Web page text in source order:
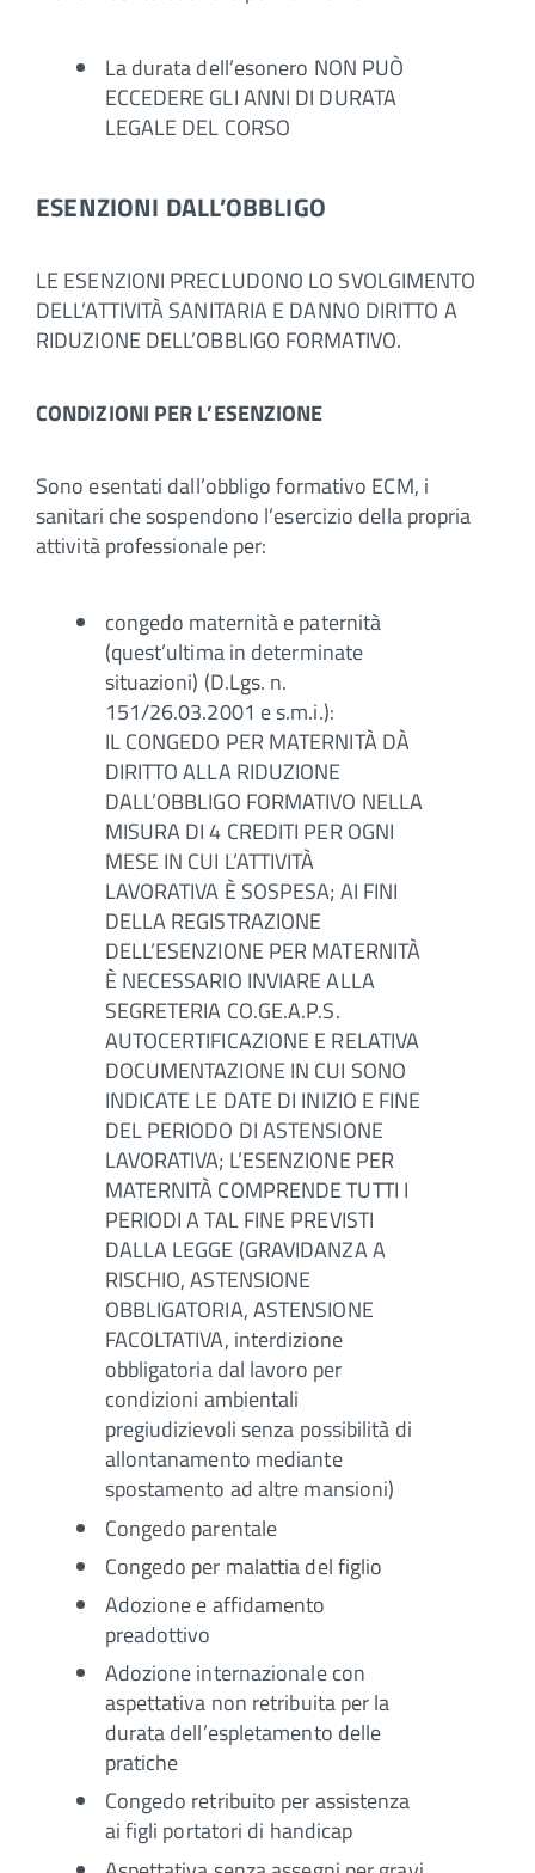
La durata dell’esonero NON PUÒ
ECCEDERE GLI ANNI DI DURATA
LEGALE DEL CORSO
ESENZIONI DALL’OBBLIGO
LE ESENZIONI PRECLUDONO LO SVOLGIMENTO
DELL’ATTIVITÀ SANITARIA E DANNO DIRITTO A
RIDUZIONE DELL’OBBLIGO FORMATIVO.
CONDIZIONI PER L’ESENZIONE
Sono esentati dall’obbligo formativo ECM, i
sanitari che sospendono l’esercizio della propria
attività professionale per:
congedo maternità e paternità
(quest’ultima in determinate
situazioni) (D.Lgs. n.
151/26.03.2001 e s.m.i.):
IL CONGEDO PER MATERNITÀ DÀ
DIRITTO ALLA RIDUZIONE
DALL’OBBLIGO FORMATIVO NELLA
MISURA DI 4 CREDITI PER OGNI
MESE IN CUI L’ATTIVITÀ
LAVORATIVA È SOSPESA; AI FINI
DELLA REGISTRAZIONE
DELL’ESENZIONE PER MATERNITÀ
È NECESSARIO INVIARE ALLA
SEGRETERIA CO.GE.A.P.S.
AUTOCERTIFICAZIONE E RELATIVA
DOCUMENTAZIONE IN CUI SONO
INDICATE LE DATE DI INIZIO E FINE
DEL PERIODO DI ASTENSIONE
LAVORATIVA; L’ESENZIONE PER
MATERNITÀ COMPRENDE TUTTI I
PERIODI A TAL FINE PREVISTI
DALLA LEGGE (GRAVIDANZA A
RISCHIO, ASTENSIONE
OBBLIGATORIA, ASTENSIONE
FACOLTATIVA, interdizione
obbligatoria dal lavoro per
condizioni ambientali
pregiudizievoli senza possibilità di
allontanamento mediante
spostamento ad altre mansioni)
Congedo parentale
Congedo per malattia del figlio
Adozione e affidamento
preadottivo
Adozione internazionale con
aspettativa non retribuita per la
durata dell’espletamento delle
pratiche
Congedo retribuito per assistenza
ai figli portatori di handicap